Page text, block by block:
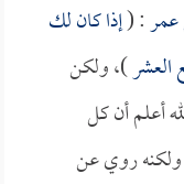
عمر: (إذا كان لك
العشر)، ولكن
أعلم أن كل
ولكنه روي عن